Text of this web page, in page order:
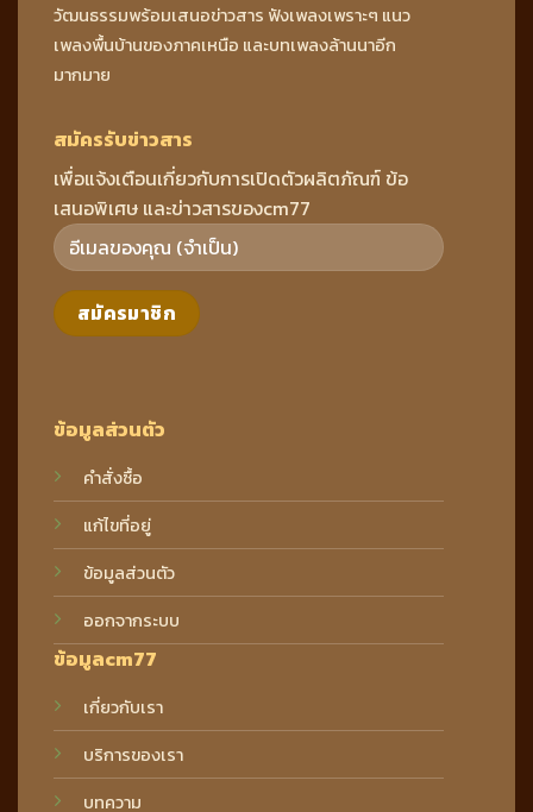
วัฒนธรรมพร้อมเสนอข่าวสาร ฟังเพลงเพราะๆ แนว
เพลงพื้นบ้านของภาคเหนือ และบทเพลงล้านนาอีก
มากมาย
ข้อมูลส่วนตัว
คำสั่งซื้อ
แก้ไขที่อยู่
ข้อมูลส่วนตัว
ออกจากระบบ
ข้อมูลcm77
เกี่ยวกับเรา
บริการของเรา
บทความ
สมัครรับข่าวสาร
เพื่อแจ้งเตือนเกี่ยวกับการเปิดตัวผลิตภัณฑ์ ข้อ
เสนอพิเศษ และข่าวสารของcm77